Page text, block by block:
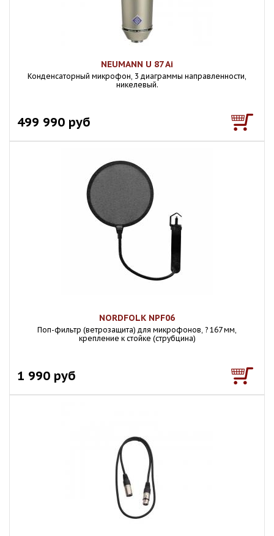
NEUMANN U 87 Ai
Конденсаторный микрофон, 3 диаграммы направленности,
никелевый.
499 990 руб
NORDFOLK NPF06
Поп-фильтр (ветрозащита) для микрофонов, ? 167 мм,
крепление к стойке (струбцина)
1 990 руб